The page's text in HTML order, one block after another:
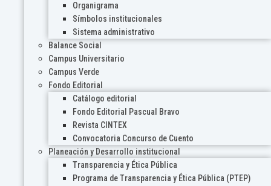
Organigrama
Símbolos institucionales
Sistema administrativo
Balance Social
Campus Universitario
Campus Verde
Fondo Editorial
Catálogo editorial
Fondo Editorial Pascual Bravo
Revista CINTEX
Convocatoria Concurso de Cuento
Planeación y Desarrollo institucional
Transparencia y Ética Pública
Programa de Transparencia y Ética Pública (PTEP)